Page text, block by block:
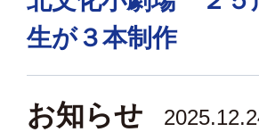
生が３本制作
お知らせ